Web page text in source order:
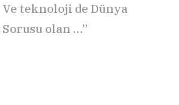
teknoloji de Dünya
olan …”